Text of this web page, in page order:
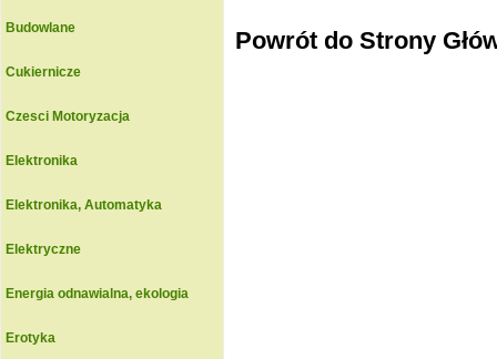
Budowlane
Cukiernicze
Czesci Motoryzacja
Elektronika
Elektronika, Automatyka
Elektryczne
Energia odnawialna, ekologia
Erotyka
Powrót do Strony